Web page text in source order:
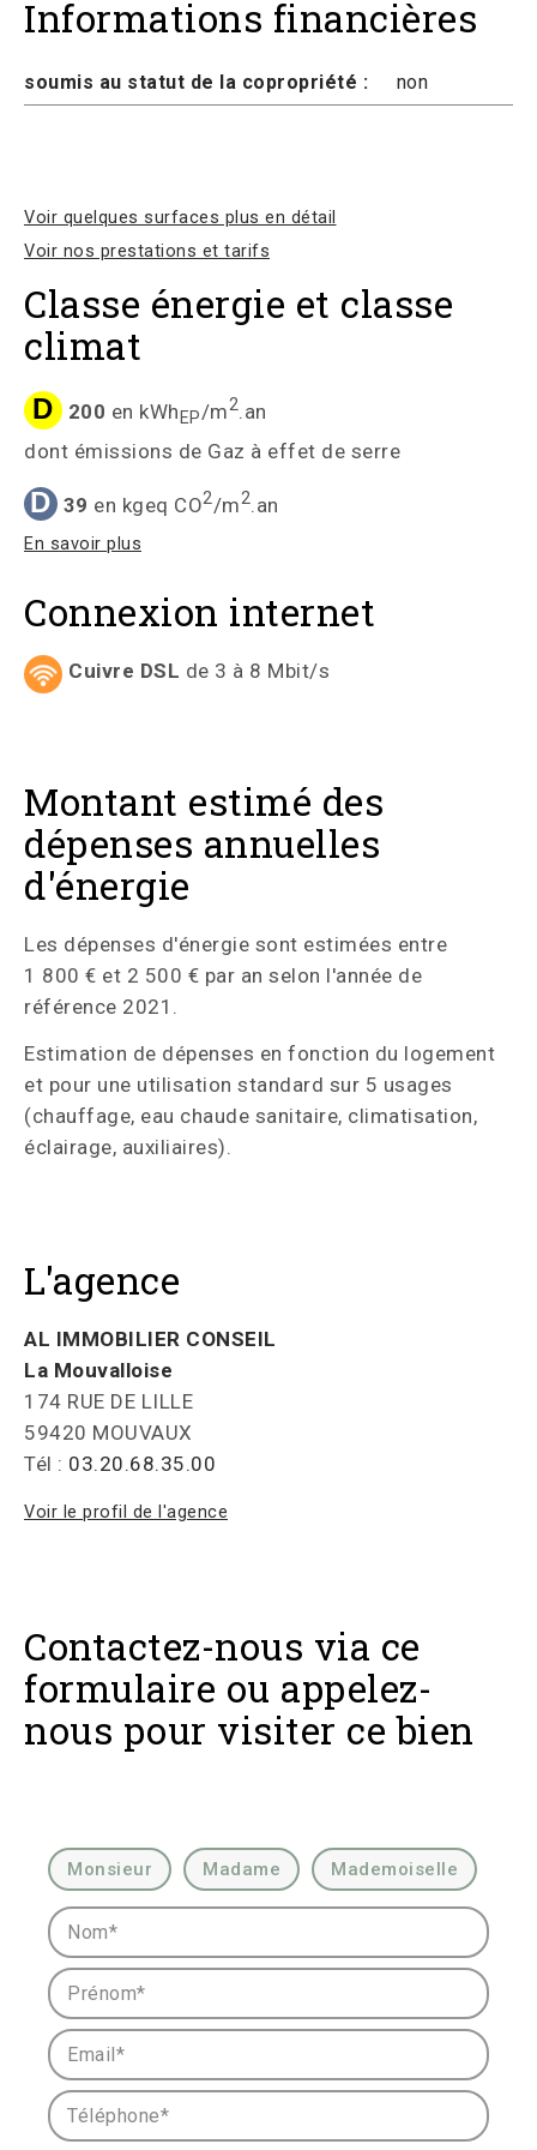
Informations financières
soumis au statut de la copropriété : non
Voir quelques surfaces plus en détail
Voir nos prestations et tarifs
Classe énergie et classe
climat
D 200 en kWh EP/m2.an
dont émissions de Gaz à effet de serre
D 39 en kgeq CO2/m2.an
En savoir plus
Connexion internet
Cuivre DSL de 3 à 8 Mbit/s
Montant estimé des
dépenses annuelles
d'énergie
Les dépenses d'énergie sont estimées entre
1 800 € et 2 500 € par an selon l'année de
référence 2021.
Estimation de dépenses en fonction du logement
et pour une utilisation standard sur 5 usages
(chauffage, eau chaude sanitaire, climatisation,
éclairage, auxiliaires).
L'agence
AL IMMOBILIER CONSEIL
La Mouvalloise
174 RUE DE LILLE
59420 MOUVAUX
Tél : 03.20.68.35.00
Voir le profil de l'agence
Contactez-nous via ce
formulaire ou appelez-
nous pour visiter ce bien
Civilité :
Monsieur Madame Mademoiselle
Nom* :
Prénom* :
Email* :
Téléphone* :